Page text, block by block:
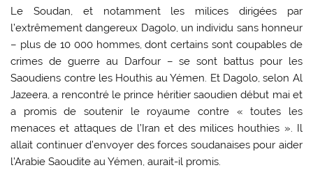
Le Soudan, et notamment les milices dirigées par
l’extrêmement dangereux Dagolo, un individu sans honneur
– plus de 10 000 hommes, dont certains sont coupables de
crimes de guerre au Darfour – se sont battus pour les
Saoudiens contre les Houthis au Yémen. Et Dagolo, selon Al
Jazeera, a rencontré le prince héritier saoudien début mai et
a promis de soutenir le royaume contre « toutes les
menaces et attaques de l’Iran et des milices houthies ». Il
allait continuer d’envoyer des forces soudanaises pour aider
l’Arabie Saoudite au Yémen, aurait-il promis.